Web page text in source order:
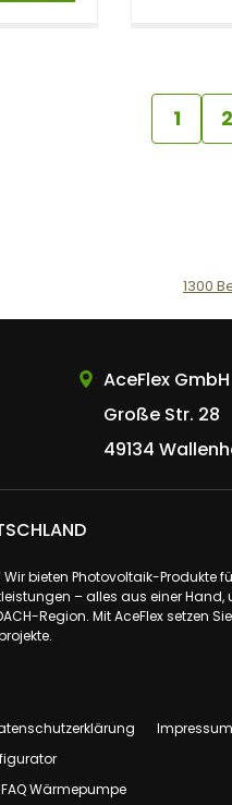
1 2
1300
AceFlex GmbH
Große Str. 28
49134
bieten Photovoltaik-Produkte
– alles aus einer Hand,
Region. Mit AceFlex setzen
Impressum
FAQ Wärmepumpe